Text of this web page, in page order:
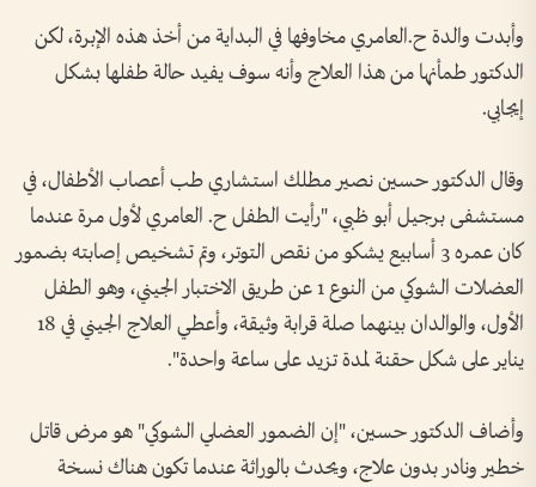
وأبدت والدة ح.العامري مخاوفها في البداية من أخذ هذه الإبرة، لكن
الدكتور طمأنها من هذا العلاج وأنه سوف يفيد حالة طفلها بشكل
إيجابي.
وقال الدكتور حسين نصير مطلك استشاري طب أعصاب الأطفال، في
مستشفى برجيل أبو ظبي، "رأيت الطفل ح. العامري لأول مرة عندما
كان عمره 3 أسابيع يشكو من نقص التوتر، وتم تشخيص إصابته بضمور
العضلات الشوكي من النوع 1 عن طريق الاختبار الجيني، وهو الطفل
الأول، والوالدان بينهما صلة قرابة وثيقة، وأعطي العلاج الجيني في 18
يناير على شكل حقنة لمدة تزيد على ساعة واحدة".
وأضاف الدكتور حسين، "إن الضمور العضلي الشوكي" هو مرض قاتل
خطير ونادر بدون علاج، ويحدث بالوراثة عندما تكون هناك نسخة